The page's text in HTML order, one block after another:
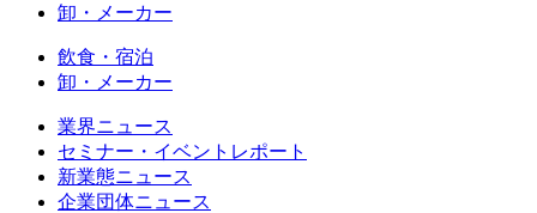
卸・メーカー
飲食・宿泊
卸・メーカー
業界ニュース
セミナー・イベントレポート
新業態ニュース
企業団体ニュース